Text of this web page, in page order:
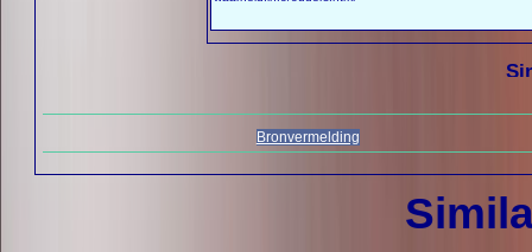
Bronvermelding